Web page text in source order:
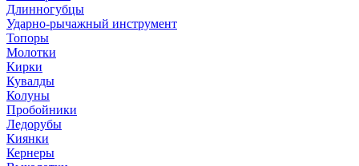
Длинногубцы
Ударно-рычажный инструмент
Топоры
Молотки
Кирки
Кувалды
Колуны
Пробойники
Ледорубы
Киянки
Кернеры